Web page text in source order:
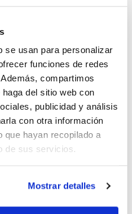
se usan para personalizar
funciones de redes
compartimos
del sitio web con
publicidad y análisis
con otra información
que hayan recopilado a
de sus servicios.
Mostrar detalles
de la
IR
ahora en la
Campeonatos.
y también la